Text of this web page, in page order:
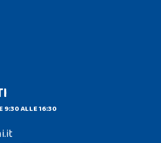
9:30 ALLE 16:30